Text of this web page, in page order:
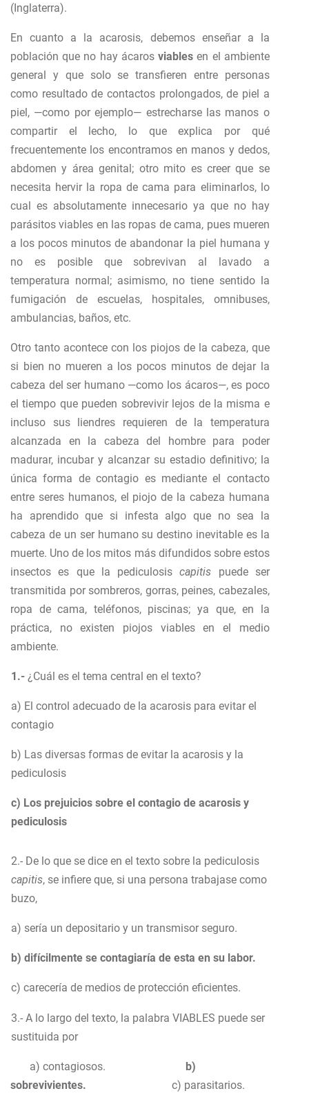
(Inglaterra).
En cuanto a la acarosis, debemos enseñar a la
población que no hay ácarosviablesen el ambiente
general y que solo se transfieren entre personas
como resultado de contactos prolongados, de piel a
piel, —como por ejemplo— estrecharse las manos o
compartir el lecho, lo que explica por qué
frecuentemente los encontramos en manos y dedos,
abdomen y área genital; otro mito es creer que se
necesita hervir la ropa de cama para eliminarlos, lo
cual es absolutamente innecesario ya que no hay
parásitos viables en las ropas de cama, pues mueren
a los pocos minutos de abandonar la piel humana y
no es posible que sobrevivan al lavado a
temperatura normal; asimismo, no tiene sentido la
fumigación de escuelas, hospitales, omnibuses,
ambulancias, baños, etc.
Otro tanto acontece con los piojos de la cabeza, que
si bien no mueren a los pocos minutos de dejar la
cabeza del ser humano —como los ácaros—, es poco
el tiempo que pueden sobrevivir lejos de la misma e
incluso sus liendres requieren de la temperatura
alcanzada en la cabeza del hombre para poder
madurar, incubar y alcanzar su estadio definitivo; la
única forma de contagio es mediante el contacto
entre seres humanos, el piojo de la cabeza humana
ha aprendido que si infesta algo que no sea la
cabeza de un ser humano su destino inevitable es la
muerte. Uno de los mitos más difundidos sobre estos
insectos es que la pediculosiscapitis puede ser
transmitida por sombreros, gorras, peines, cabezales,
ropa de cama, teléfonos, piscinas; ya que, en la
práctica, no existen piojos viables en el medio
ambiente.
1.-¿Cuál es el tema central en el texto?
a) El control adecuado de la acarosis para evitar el
contagio
b) Las diversas formas de evitar la acarosis y la
pediculosis
c) Los prejuicios sobre el contagio de acarosis y
pediculosis
2.- De lo que se dice en el texto sobre la pediculosis
capitis, se infiere que, si una persona trabajase como
buzo,
a) sería un depositario y un transmisor seguro.
b) difícilmente se contagiaría de esta en su labor.
c) carecería de medios de protección eficientes.
3.- A lo largo del texto, la palabra VIABLES puede ser
sustituida por
a) contagiosos. b)
sobrevivientes.
c) parasitarios.